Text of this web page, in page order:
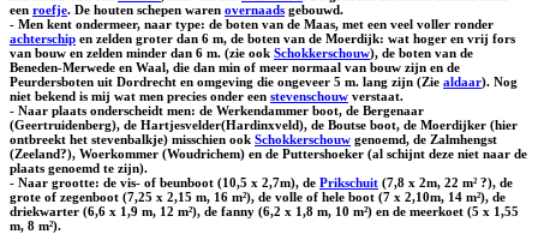
een roefje. De houten schepen waren overnaads gebouwd.
- Men kent ondermeer, naar type: de boten van de Maas, met een veel voller ronder
achterschip en zelden groter dan 6 m, de boten van de Moerdijk: wat hoger en vrij fors
van bouw en zelden minder dan 6 m. (zie ook Schokkerschouw), de boten van de
Beneden-Merwede en Waal, die dan min of meer normaal van bouw zijn en de
Peurdersboten uit Dordrecht en omgeving die ongeveer 5 m. lang zijn (Zie aldaar). Nog
niet bekend is mij wat men precies onder een stevenschouw verstaat.
- Naar plaats onderscheidt men: de Werkendammer boot, de Bergenaar
(Geertruidenberg), de Hartjesvelder(Hardinxveld), de Boutse boot, de Moerdijker (hier
ontbreekt het stevenbalkje) misschien ook Schokkerschouw genoemd, de Zalmhengst
(Zeeland?), Woerkommer (Woudrichem) en de Puttershoeker (al schijnt deze niet naar de
plaats genoemd te zijn).
- Naar grootte: de vis- of beunboot (10,5 x 2,7m), de Prikschuit (7,8 x 2m, 22 m² ?), de
grote of zegenboot (7,25 x 2,15 m, 16 m²), de volle of hele boot (7 x 2,10m, 14 m²), de
driekwarter (6,6 x 1,9 m, 12 m²), de fanny (6,2 x 1,8 m, 10 m²) en de meerkoet (5 x 1,55
m, 8 m²).